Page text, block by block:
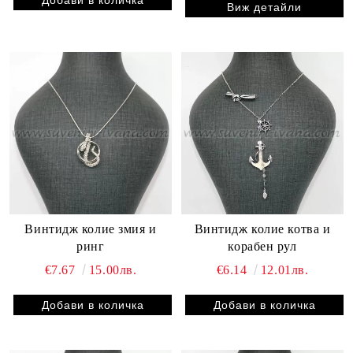
Виж детайли
Винтидж колие змия и
ринг
€7.67
15.00лв.
Винтидж колие котва и
корабен рул
€6.14
12.01лв.